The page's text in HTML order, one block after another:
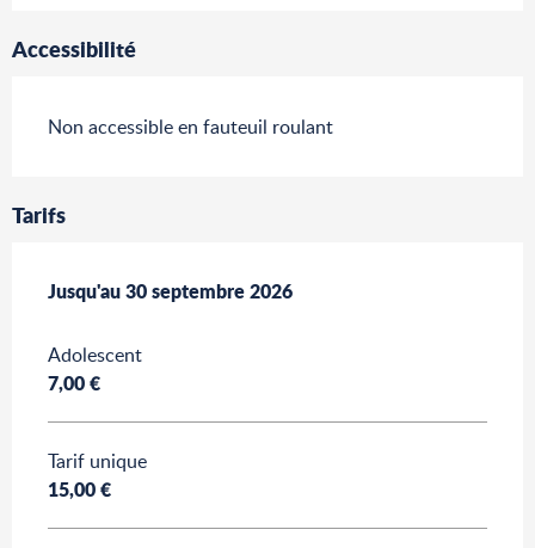
Accessibilité
Non accessible en fauteuil roulant
Tarifs
Du6 mai 2026au30 septembre 2026
Jusqu'au30 septembre 2026
Adolescent
7,00 €
Tarif unique
15,00 €